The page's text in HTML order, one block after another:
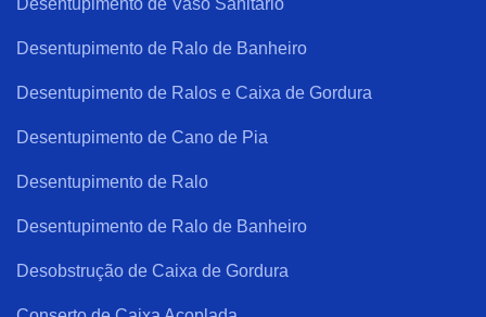
Desentupimento de Vaso Sanitário
Desentupimento de Ralo de Banheiro
Desentupimento de Ralos e Caixa de Gordura
Desentupimento de Cano de Pia
Desentupimento de Ralo
Desentupimento de Ralo de Banheiro
Desobstrução de Caixa de Gordura